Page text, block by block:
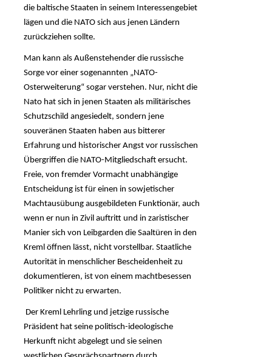
die baltische Staaten in seinem Interessengebiet
lägen und die NATO sich aus jenen Ländern
zurückziehen sollte.
Man kann als Außenstehender die russische
Sorge vor einer sogenannten „NATO-
Osterweiterung“ sogar verstehen. Nur, nicht die
Nato hat sich in jenen Staaten als militärisches
Schutzschild angesiedelt, sondern jene
souveränen Staaten haben aus bitterer
Erfahrung und historischer Angst vor russischen
Übergriffen die NATO-Mitgliedschaft ersucht.
Freie, von fremder Vormacht unabhängige
Entscheidung ist für einen in sowjetischer
Machtausübung ausgebildeten Funktionär, auch
wenn er nun in Zivil auftritt und in zaristischer
Manier sich von Leibgarden die Saaltüren in den
Kreml öffnen lässt, nicht vorstellbar. Staatliche
Autorität in menschlicher Bescheidenheit zu
dokumentieren, ist von einem machtbesessen
Politiker nicht zu erwarten.
Der Kreml Lehrling und jetzige russische
Präsident hat seine politisch-ideologische
Herkunft nicht abgelegt und sie seinen